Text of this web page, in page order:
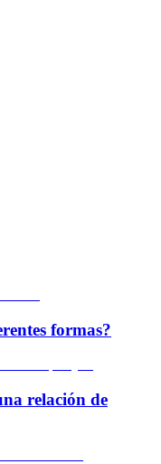
formas?
relación de